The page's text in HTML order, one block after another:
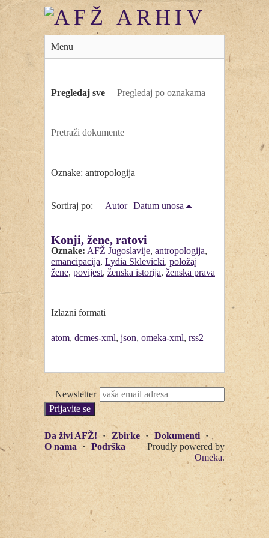
Menu
Pregledaj sve Pregledaj po oznakama
Pretraži dokumente
Oznake: antropologija
Sortiraj po: Autor Datum unosa
Konji, žene, ratovi
Oznake: AFŽ Jugoslavije, antropologija,
emancipacija, Lydia Sklevicki, položaj
žene, povijest, ženska istorija, ženska prava
Izlazni formati
atom, dcmes-xml, json, omeka-xml, rss2
Newsletter
Da živi AFŽ! Zbirke
Dokumenti
O nama
Podrška
Proudly powered by
Omeka.